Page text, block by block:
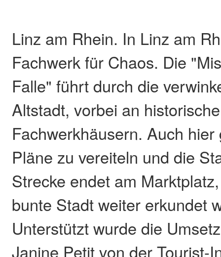
Linz am Rhein. In Linz am
Fachwerk für Chaos. Die
Falle" führt durch die
Altstadt, vorbei an
Fachwerkhäusern. Auch
Pläne zu vereiteln und die
Strecke endet am
bunte Stadt weiter erkundet
Unterstützt wurde die
Janine Petit von der Tourist-